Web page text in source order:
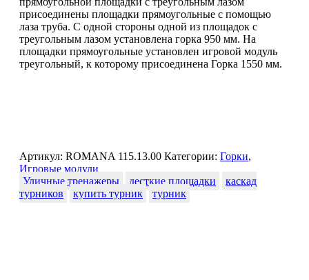
присоединены площадки прямоугольные с помощью
лаза труба. С одной стороны одной из площадок с
треугольным лазом установлена горка 950 мм. На
площадки прямоугольные установлен игровой модуль
треугольный, к которому присоединена Горка 1550 мм.
Артикул: ROMANA 115.13.00 Категории: Горки,
Игровые модули
Уличные тренажеры
десткие площадки
каскад
турников
купить турник турник